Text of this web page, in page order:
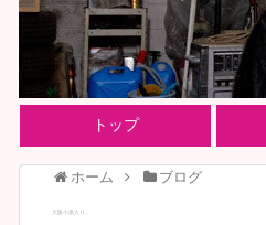
トップ
ホーム ブログ
大阪小屋入り。